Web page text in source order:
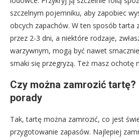
szczelnym pojemniku, aby zapobiec
obcych zapachów. W ten sposób tarta
przez 2-3 dni, a niektóre rodzaje,
warzywnym, mogą być nawet
smaki się przegryzą. Też masz ochotę
Czy można zamrozić
porady
Tak, tartę można zamrozić, co jest
przygotowanie zapasów. Najlepiej